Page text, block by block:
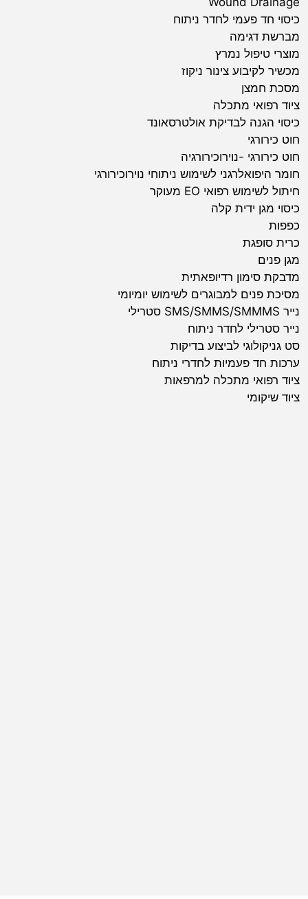
כיסוי חד פעמי לחדר ניתוח
מברשת דגימה
מוצרי טיפול נמרץ
מכשיר לקיבוע צינור ניקוז
מסכת חמצן
ציוד רפואי מתכלה
כיסוי הגנה לבדיקת אולטרסאונד
חוט כירורגי
חוט כירורגי -נוירוכירורגיה
חומר היפואלרגני לשימוש ניתוחי נוירוכירורגי
חיתול לשימוש רפואי EO מעוקר
כיסוי מגן ידית קלה
כפפות
כרית סופגת
מגן פנים
מדבקת סימון רדיופאתית
מסיכת פנים למבוגרים לשימוש יומיומי
נייר SMS/SMMS/SMMMS סטרילי
נייר סטרילי לחדר ניתוח
סט גניקולוגי לביצוע בדיקות
ערכות חד פעמיות לחדרי ניתוח
ציוד רפואי מתכלה למרפאות
ציוד שיקומי